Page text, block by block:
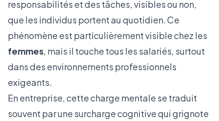
responsabilités et des tâches, visibles ou non,
que les individus portent au quotidien. Ce
phénomène est particulièrement visible chez les
femmes, mais il touche tous les salariés, surtout
dans des environnements professionnels
exigeants.
En entreprise, cette charge mentale se traduit
souvent par une surcharge cognitive qui grignote